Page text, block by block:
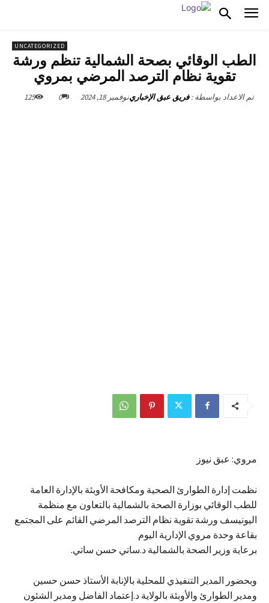
UNCATEGORIZED
الطب الوقائي بصحة الشمالية تنظم ورشة
تقوية نظام الترصد المرضي بمروي
تم الاعداد بواسطة : فريق عبق الإخبارينوفمبر 18, 2024 0
125
مروي: عبق نيوز
نظمت إدارة الطوارئ الصحية ومكافحة الأوبئة بالإدارة العامة
للطب الوقائي بوزارة الصحة بالشمالية بالتعاون مع منظمة
اليونيسف ورشة تقوية نظام الترصد المرضي القائم على المجتمع
بقاعة وحدة مروي الإدارية اليوم
برعاية وزير الصحة بالشمالية د.ساتي حسن ساتي.
وبحضور المدير التنفيذي للمحلية بالإنابة الأستاذ حسن حسين
ومدير الطوارئ والأوبئة بالولاية د.إعتماد الفاضل ومدير الشئون